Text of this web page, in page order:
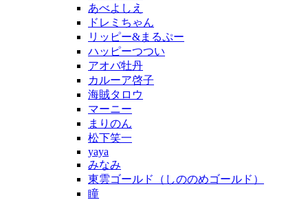
あべよしえ
ドレミちゃん
リッピー&まるぷー
ハッピーつつい
アオバ牡丹
カルーア啓子
海賊タロウ
マーニー
まりのん
松下笑一
yaya
みなみ
東雲ゴールド（しののめゴールド）
瞳